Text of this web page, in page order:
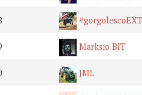
Marksio BIT
JML